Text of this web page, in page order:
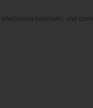
(elektromos bekötését), első